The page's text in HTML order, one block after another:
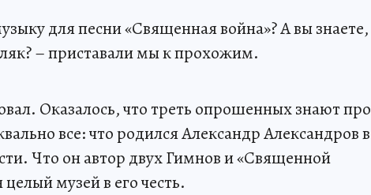
для песни «Священная война»? А вы знаете,
– приставали мы к прохожим.
Оказалось, что треть опрошенных знают про
все: что родился Александр Александров в
Что он автор двух Гимнов и «Священной
музей в его честь.